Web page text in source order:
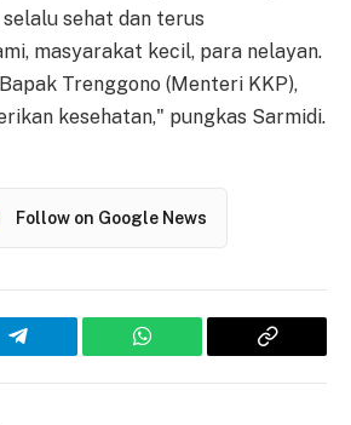
sehat dan terus
masyarakat kecil, para nelayan.
Trenggono (Menteri KKP),
kesehatan," pungkas Sarmidi.
Follow on Google News
Telegram WhatsApp
Copy